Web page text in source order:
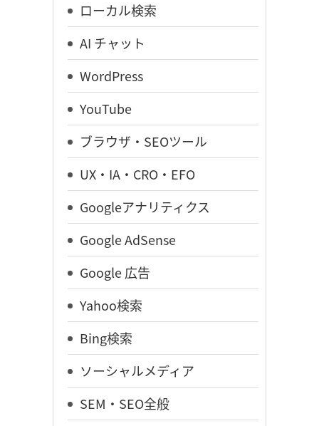
ローカル検索
AI チャット
WordPress
YouTube
ブラウザ・SEOツール
UX・IA・CRO・EFO
Googleアナリティクス
Google AdSense
Google 広告
Yahoo検索
Bing検索
ソーシャルメディア
SEM・SEO全般